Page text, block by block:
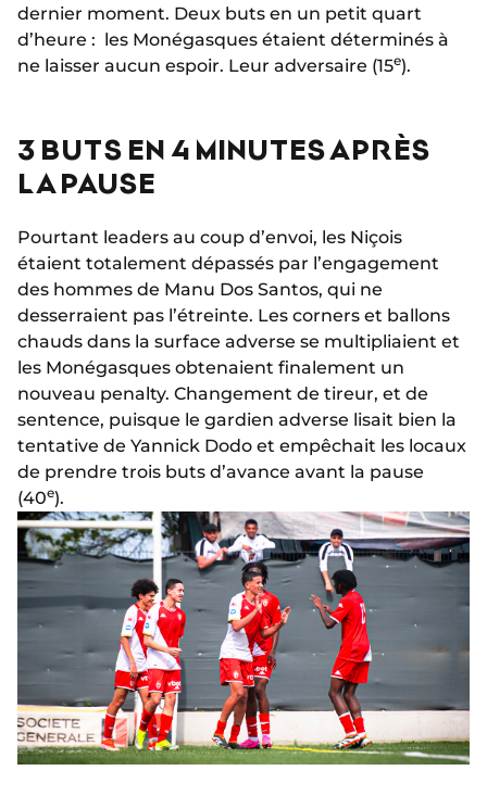
dernier moment. Deux buts en un petit quart
d’heure : les Monégasques étaient déterminés à
ne laisser aucun espoir. Leur adversaire (15e).
3 BUTS EN 4 MINUTES APRÈS
LA PAUSE
Pourtant leaders au coup d’envoi, les Niçois
étaient totalement dépassés par l’engagement
des hommes de Manu Dos Santos, qui ne
desserraient pas l’étreinte. Les corners et ballons
chauds dans la surface adverse se multipliaient et
les Monégasques obtenaient finalement un
nouveau penalty. Changement de tireur, et de
sentence, puisque le gardien adverse lisait bien la
tentative de Yannick Dodo et empêchait les locaux
de prendre trois buts d’avance avant la pause
(40e).